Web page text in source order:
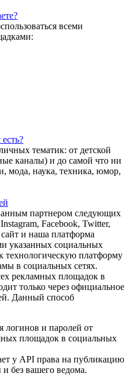
всеми
тематик: от детской
каналы) и до самой что ни
мода, наука, техника, юмор,
партнером следующих
Facebook, Twitter,
и наша платформа
указанных социальных
технологическую платформу
в социальных сетях.
рекламных площадок в
только через официальное
Данный способ
логинов и паролей от
площадок в социальных
у API права на публикацию
без вашего ведома.